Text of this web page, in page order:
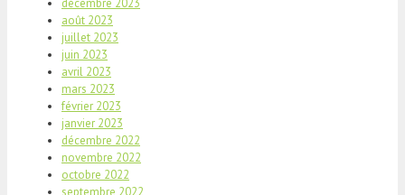
août 2023
juillet 2023
juin 2023
avril 2023
mars 2023
février 2023
janvier 2023
décembre 2022
novembre 2022
octobre 2022
septembre 2022